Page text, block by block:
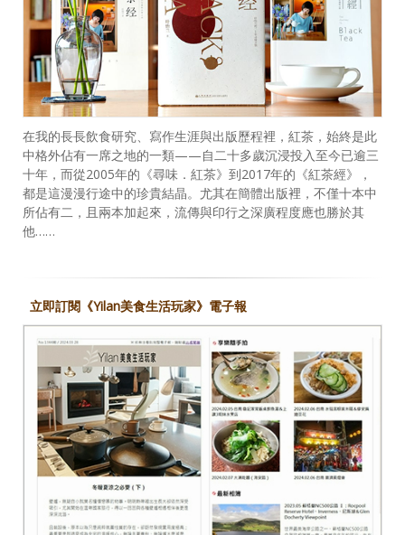
在我的長長飲食研究、寫作生涯與出版歷程裡，紅茶，始終是此
中格外佔有一席之地的一類——自二十多歲沉浸投入至今已逾三
十年，而從2005年的《尋味．紅茶》到2017年的《紅茶經》，
都是這漫漫行途中的珍貴結晶。尤其在簡體出版裡，不僅十本中
所佔有二，且兩本加起來，流傳與印行之深廣程度應也勝於其
他……
立即訂閱《Yilan美食生活玩家》電子報